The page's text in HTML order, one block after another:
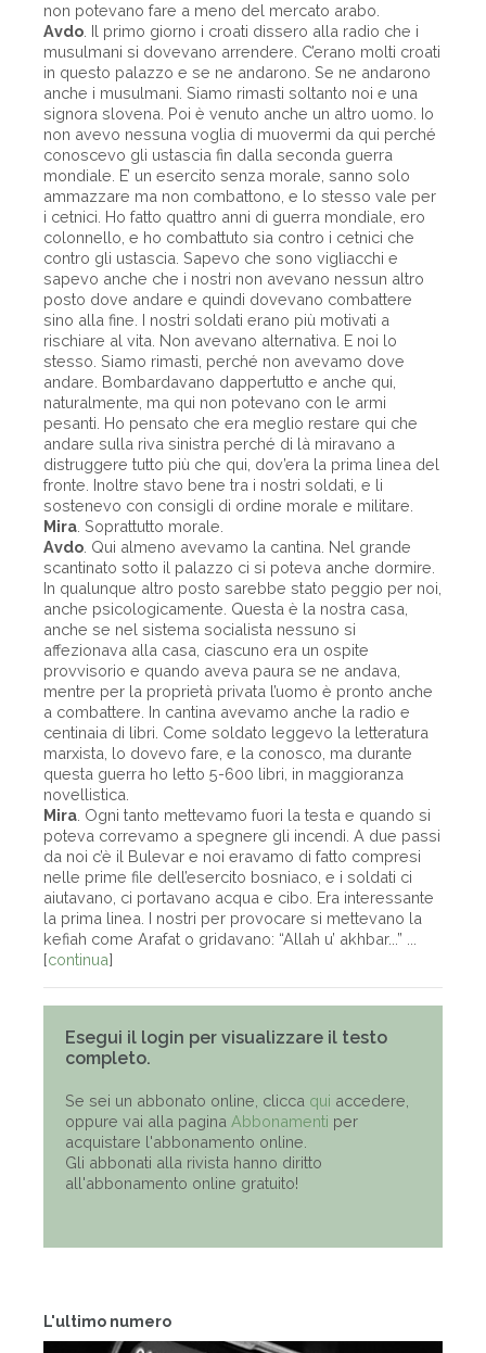
L'ultimo numero
non potevano fare a meno del mercato arabo.
Avdo . Il primo giorno i croati dissero alla radio che i
musulmani si dovevano arrendere. C’erano molti croati
in questo palazzo e se ne andarono. Se ne andarono
anche i musulmani. Siamo rimasti soltanto noi e una
signora slovena. Poi è venuto anche un altro uomo. Io
non avevo nessuna voglia di muovermi da qui perché
conoscevo gli ustascia fin dalla seconda guerra
mondiale. E’ un esercito senza morale, sanno solo
ammazzare ma non combattono, e lo stesso vale per
i cetnici. Ho fatto quattro anni di guerra mondiale, ero
colonnello, e ho combattuto sia contro i cetnici che
contro gli ustascia. Sapevo che sono vigliacchi e
sapevo anche che i nostri non avevano nessun altro
posto dove andare e quindi dovevano combattere
sino alla fine. I nostri soldati erano più motivati a
rischiare al vita. Non avevano alternativa. E noi lo
stesso. Siamo rimasti, perché non avevamo dove
andare. Bombardavano dappertutto e anche qui,
naturalmente, ma qui non potevano con le armi
pesanti. Ho pensato che era meglio restare qui che
andare sulla riva sinistra perché di là miravano a
distruggere tutto più che qui, dov’era la prima linea del
fronte. Inoltre stavo bene tra i nostri soldati, e li
sostenevo con consigli di ordine morale e militare.
Mira . Soprattutto morale.
Avdo . Qui almeno avevamo la cantina. Nel grande
scantinato sotto il palazzo ci si poteva anche dormire.
In qualunque altro posto sarebbe stato peggio per noi,
anche psicologicamente. Questa è la nostra casa,
anche se nel sistema socialista nessuno si
affezionava alla casa, ciascuno era un ospite
provvisorio e quando aveva paura se ne andava,
mentre per la proprietà privata l’uomo è pronto anche
a combattere. In cantina avevamo anche la radio e
centinaia di libri. Come soldato leggevo la letteratura
marxista, lo dovevo fare, e la conosco, ma durante
questa guerra ho letto 5-600 libri, in maggioranza
novellistica.
Mira . Ogni tanto mettevamo fuori la testa e quando si
poteva correvamo a spegnere gli incendi. A due passi
da noi c’è il Bulevar e noi eravamo di fatto compresi
nelle prime file dell’esercito bosniaco, e i soldati ci
aiutavano, ci portavano acqua e cibo. Era interessante
la prima linea. I nostri per provocare si mettevano la
kefiah come Arafat o gridavano: “Allah u’ akhbar...” ...
[continua]
Esegui il login per visualizzare il testo
completo.
Se sei un abbonato online, clicca qui accedere,
oppure vai alla pagina Abbonamenti per
acquistare l'abbonamento online.
Gli abbonati alla rivista hanno diritto
all'abbonamento online gratuito!